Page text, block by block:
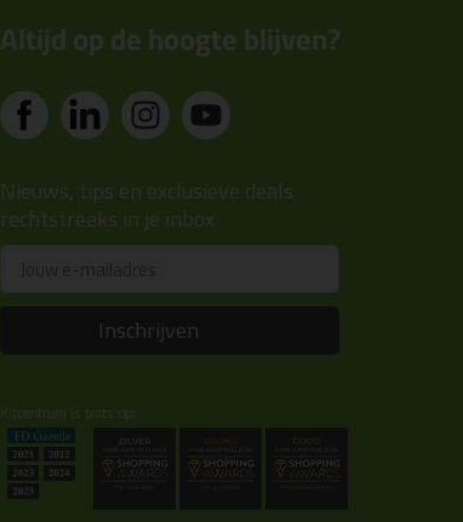
Altijd op de hoogte blijven?
Nieuws, tips en exclusieve deals
rechtstreeks in je inbox
Inschrijven
Kitcentrum is trots op: